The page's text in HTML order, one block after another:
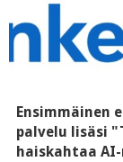
Ensimmäinen
palvelu lisäsi
haiskahtaa